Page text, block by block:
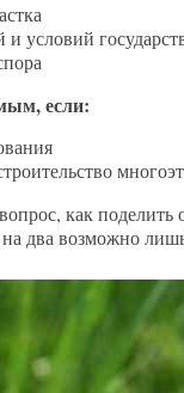
условий
если:
как
на два возможно